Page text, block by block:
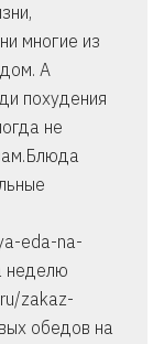
многие из
А
похудения
не
eda-na-
неделю
zakaz-
обедов на